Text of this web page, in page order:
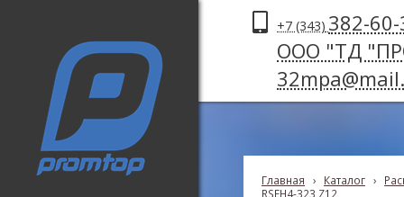
+7 (343) 382-
ООО "ТД
Главная › Каталог ›
RSEH4-323 Z12